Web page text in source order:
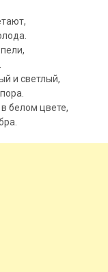
и светлый,
белом цвете,